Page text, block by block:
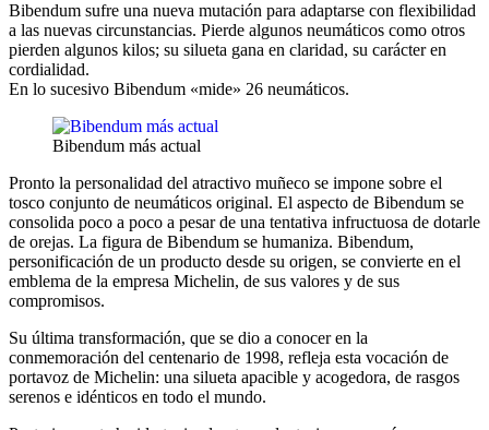
Bibendum sufre una nueva mutación para adaptarse con flexibilidad
a las nuevas circunstancias. Pierde algunos neumáticos como otros
pierden algunos kilos; su silueta gana en claridad, su carácter en
cordialidad.
En lo sucesivo Bibendum «mide» 26 neumáticos.
Bibendum más actual
Pronto la personalidad del atractivo muñeco se impone sobre el
tosco conjunto de neumáticos original. El aspecto de Bibendum se
consolida poco a poco a pesar de una tentativa infructuosa de dotarle
de orejas. La figura de Bibendum se humaniza. Bibendum,
personificación de un producto desde su origen, se convierte en el
emblema de la empresa Michelin, de sus valores y de sus
compromisos.
Su última transformación, que se dio a conocer en la
conmemoración del centenario de 1998, refleja esta vocación de
portavoz de Michelin: una silueta apacible y acogedora, de rasgos
serenos e idénticos en todo el mundo.